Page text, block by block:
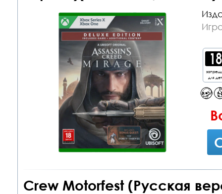
для
Crew Motorfest (Русская